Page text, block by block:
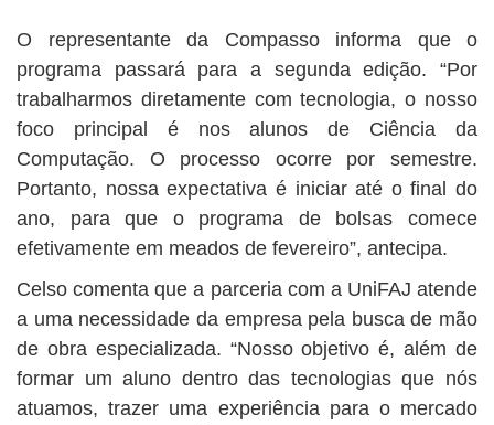
O representante da Compasso informa que o
programa passará para a segunda edição. “Por
trabalharmos diretamente com tecnologia, o nosso
foco principal é nos alunos de Ciência da
Computação. O processo ocorre por semestre.
Portanto, nossa expectativa é iniciar até o final do
ano, para que o programa de bolsas comece
efetivamente em meados de fevereiro”, antecipa.
Celso comenta que a parceria com a UniFAJ atende
a uma necessidade da empresa pela busca de mão
de obra especializada. “Nosso objetivo é, além de
formar um aluno dentro das tecnologias que nós
atuamos, trazer uma experiência para o mercado